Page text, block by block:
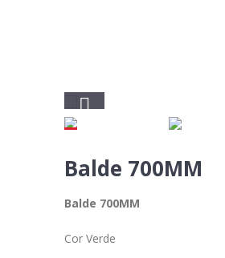
Balde 700MM
Balde 700MM
Cor Verde